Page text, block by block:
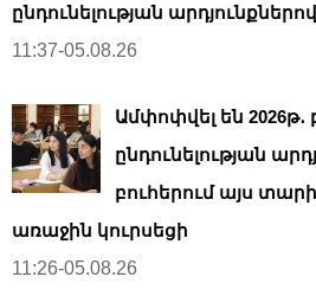
ընդունելության արդյունքներով
11:37-05.08.26
Ամփոփվել են
ընդունելության
բուհերում այս տարի
առաջին կուրսեցի
11:26-05.08.26